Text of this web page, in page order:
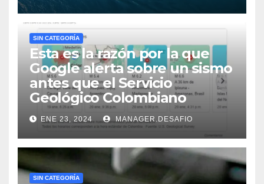
SIN CATEGORÍA
Esta es la razón por la que
Google alerta sobre un sismo
antes que el Servicio
Geológico Colombiano
ENE 23, 2024 MANAGER.DESAFIO
SIN CATEGORÍA